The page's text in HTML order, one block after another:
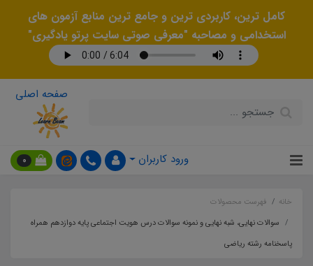
کامل ترین، کاربردی ترین و جامع ترین منابع آزمون های
استخدامی و مصاحبه "معرفی صوتی سایت پرتو یادگیری"
صفحه اصلی
ورود کاربران 0
خانه
فهرست محصولات
سوالات نهایی، شبه نهایی و نمونه سوالات درس هویت اجتماعی پایه دوازدهم همراه
پاسخنامه رشته ریاضی